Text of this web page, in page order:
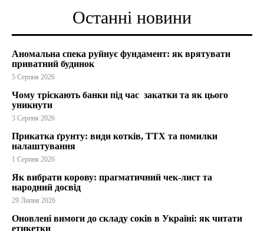
Останні новини
Аномальна спека руйнує фундамент: як врятувати
приватний будинок
5 Серпня 2026
Чому тріскають банки під час закатки та як цього
уникнути
3 Серпня 2026
Прикатка ґрунту: види котків, ТТХ та помилки
налаштування
1 Серпня 2026
Як вибрати корову: прагматичний чек-лист та
народний досвід
29 Липня 2026
Оновлені вимоги до складу соків в Україні: як читати
етикетки